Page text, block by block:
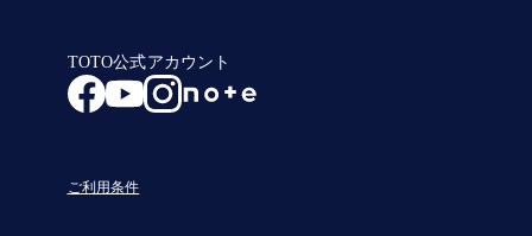
TOTO公式アカウント
ご利用条件